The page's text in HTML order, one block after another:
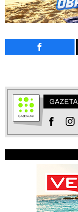
GAZETA